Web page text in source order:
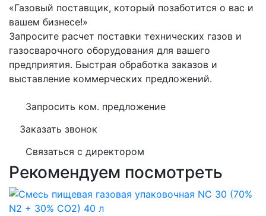
«Газовый поставщик, который позаботится о вас и
вашем бизнесе!»
Запросите расчет поставки технических газов и
газосварочного оборудования для вашего
предприятия. Быстрая обработка заказов и
выставление коммерческих предложений.
Запросить ком. предложение
Заказать звонок
Связаться с директором
Рекомендуем посмотреть